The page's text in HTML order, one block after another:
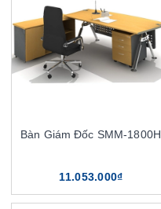
Bàn Giám Đốc SMM-1800H
11.053.000₫